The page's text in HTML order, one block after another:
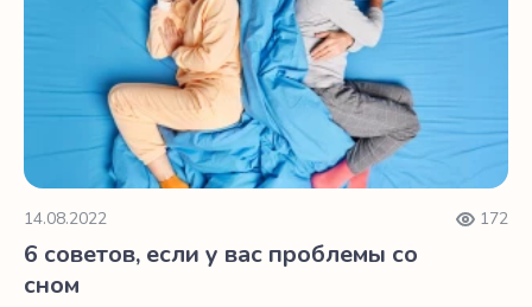
14.08.2022 172
6 советов, если у вас проблемы со
сном